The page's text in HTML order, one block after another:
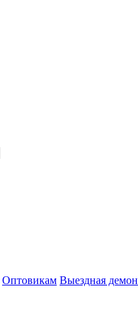
Оптовикам Выездная